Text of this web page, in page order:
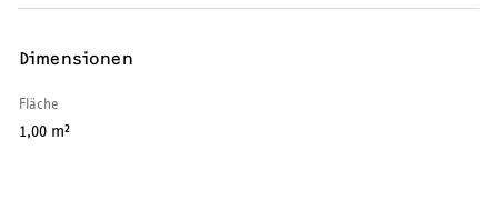
Serviceleistungen
Dimensionen
Fläche
1,00 m²